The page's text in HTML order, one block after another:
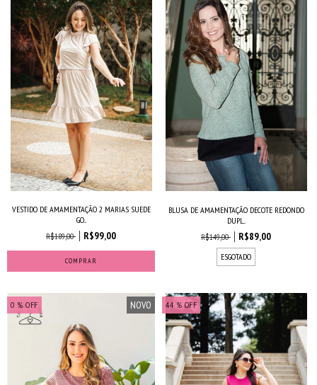
VESTIDO DE AMAMENTAÇÃO 2 MARIAS SUEDE
GO...
R$189,00
R$99,00
COMPRAR
BLUSA DE AMAMENTAÇÃO DECOTE REDONDO
DUPL...
R$149,00
R$89,00
ESGOTADO
0 % OFF NOVO 44 % OFF